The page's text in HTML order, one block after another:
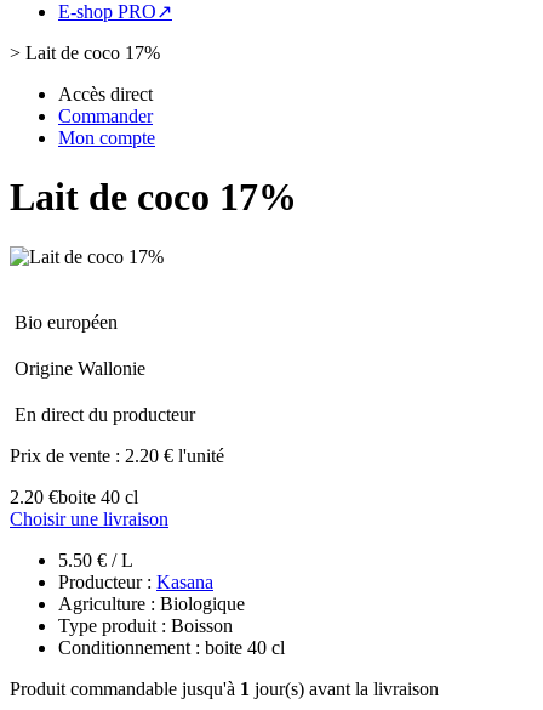
E-shop PRO↗
> Lait de coco 17%
Accès direct
Commander
Mon compte
Lait de coco 17%
Bio européen
Origine Wallonie
En direct du producteur
Prix de vente : 2.20 € l'unité
2.20 €boite 40 cl
Choisir une livraison
5.50 € / L
Producteur : Kasana
Agriculture : Biologique
Type produit : Boisson
Conditionnement : boite 40 cl
Produit commandable jusqu'à 1 jour(s) avant la livraison